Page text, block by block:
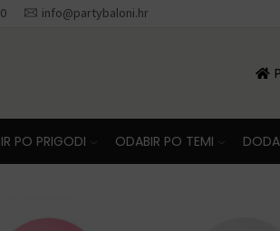
info@partybaloni.hr
Besplatna dostava iznad 70 €
PO PRIGODI ODABIR PO TEMI